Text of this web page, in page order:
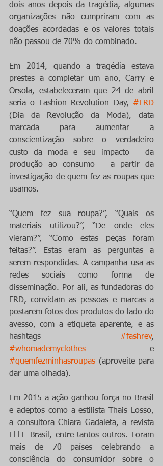
dois anos depois da tragédia, algumas
organizações não cumpriram com as
doações acordadas e os valores totais
não passou de 70% do combinado.
Em 2014, quando a tragédia estava
prestes a completar um ano, Carry e
Orsola, estabeleceram que 24 de abril
seria o Fashion Revolution Day, #FRD
(Dia da Revolução da Moda), data
marcada para aumentar a
conscientização sobre o verdadeiro
custo da moda e seu impacto – da
produção ao consumo – a partir da
investigação de quem fez as roupas que
usamos.
“Quem fez sua roupa?”, “Quais os
materiais utilizou?”, “De onde eles
vieram?”, “Como estas peças foram
feitas?”. Estas eram as perguntas a
serem respondidas. A campanha usa as
redes sociais como forma de
disseminação. Por ali, as fundadoras do
FRD, convidam as pessoas e marcas a
postarem fotos dos produtos do lado do
avesso, com a etiqueta aparente, e as
hashtags #fashrev
#whomademyclothes
#quemfezminhasroupas (aproveite para
dar uma olhada).
Em 2015 a ação ganhou força no Brasil
e adeptos como a estilista Thais Losso,
a consultora Chiara Gadaleta, a revista
ELLE Brasil, entre tantos outros. Foram
mais de 70 países celebrando a
consciência do consumidor sobre o